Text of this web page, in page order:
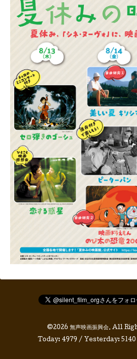
©2026 無声映画振興会. All
Today: 4979 / Yesterday: 5140